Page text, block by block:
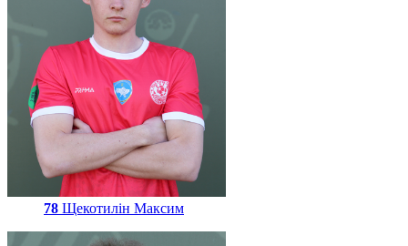
78 Щекотилін Максим